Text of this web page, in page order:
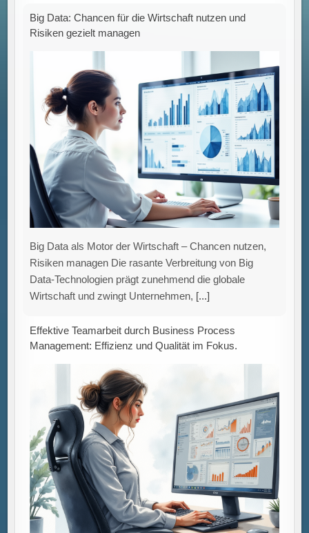
Effektive Teamarbeit durch Business Process
Management: Effizienz und Qualität im Fokus.
heutigen dynamischen Geschäftswelt von
entscheidender Bedeutung, insbesondere im Rahmen
von Business Process Management (BPM). BPM
Studie: Strenge CO₂-Bilanzierungsregeln fördern
emissionsarmen Wasserstoff.